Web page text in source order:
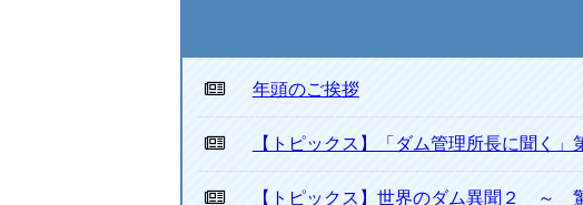
年頭のご挨拶
【トピックス】「ダム管理所長に聞く」
【トピックス】世界のダム異聞２ ～